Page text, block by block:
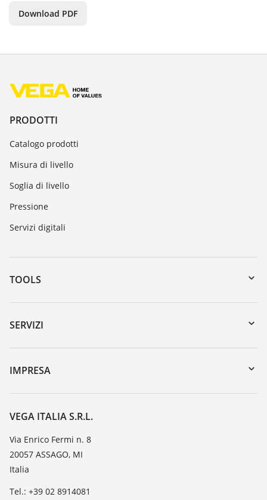
Download PDF
PRODOTTI
Catalogo prodotti
Misura di livello
Soglia di livello
Pressione
Servizi digitali
TOOLS
Downloads
Ricerca numero di serie
DTM Collection/PACTware
SERVIZI
Reso apparecchio
Seminari
Lista resistenza
TeamViewer
IMPRESA
VEGA, l'azienda
Contatto
Novità
Stampa
VEGA ITALIA S.R.L.
Via Enrico Fermi n. 8
20057 ASSAGO, MI
Italia
Tel.: +39 02 8914081